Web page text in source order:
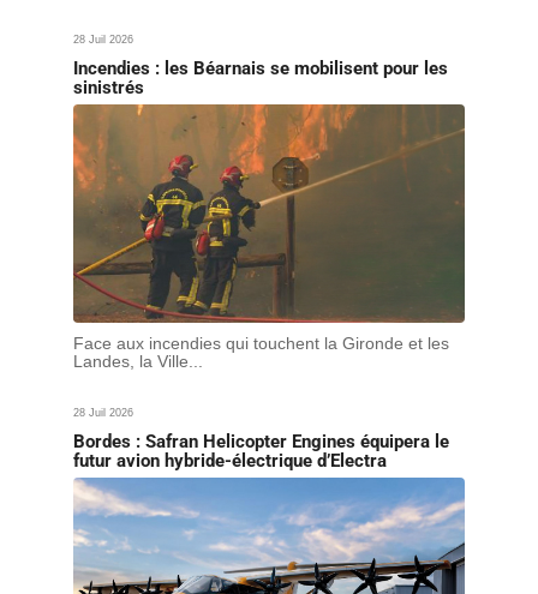
28 Juil 2026
Incendies : les Béarnais se mobilisent pour les
sinistrés
Face aux incendies qui touchent la Gironde et les
Landes, la Ville...
28 Juil 2026
Bordes : Safran Helicopter Engines équipera le
futur avion hybride-électrique d’Electra